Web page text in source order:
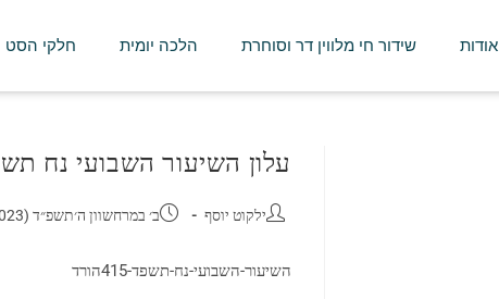
אודות שידור חי מלווין דר וסוחרת הלכה יומית חלקי הסט
עלון השיעור השבועי נח
ילקוט יוסף ב׳ במרחשוון ה׳תשפ״ד (17/10/2023)
השיעור-השבועי-נח-תשפד-415הורד